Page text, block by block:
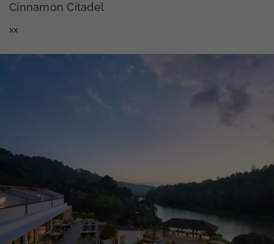
Cinnamon Citadel
xx